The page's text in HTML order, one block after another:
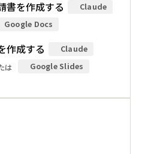
書を作成する
Claude
Google Docs
作成する
Claude
は Google Slides